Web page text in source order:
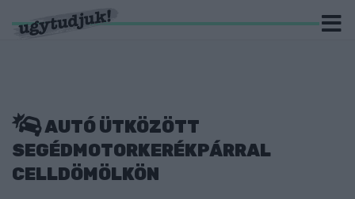
AUTÓ ÜTKÖZÖTT
SEGÉDMOTORKERÉKPÁRRAL
CELLDÖMÖLKÖN